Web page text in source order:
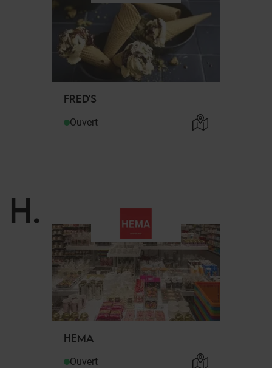
FRED'S
Ouvert
H.
HEMA
Ouvert